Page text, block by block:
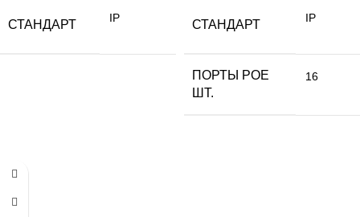
СТАНДАРТ IP СТАНДАРТ IP
ПОРТЫ РОЕ
ШТ.
16